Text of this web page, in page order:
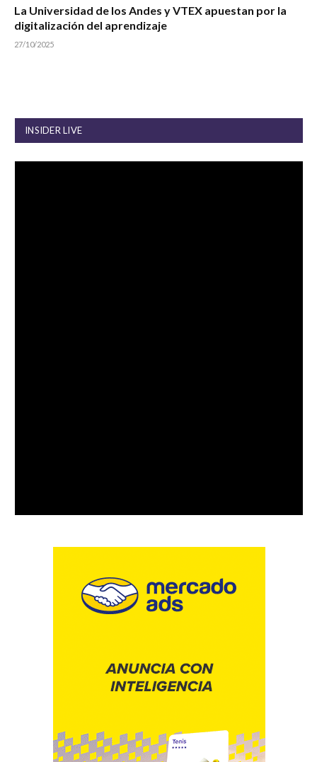
La Universidad de los Andes y VTEX apuestan por la
digitalización del aprendizaje
27/10/2025
INSIDER LIVE